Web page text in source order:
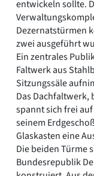
entwickeln sollte.
Dezernatstürmen
zwei ausgeführt
Ein zentrales
Faltwerk aus
Sitzungssäle
Das Dachfaltwerk,
spannt sich frei
seinem
Glaskasten eine
Die beiden Türme
Bundesrepublik